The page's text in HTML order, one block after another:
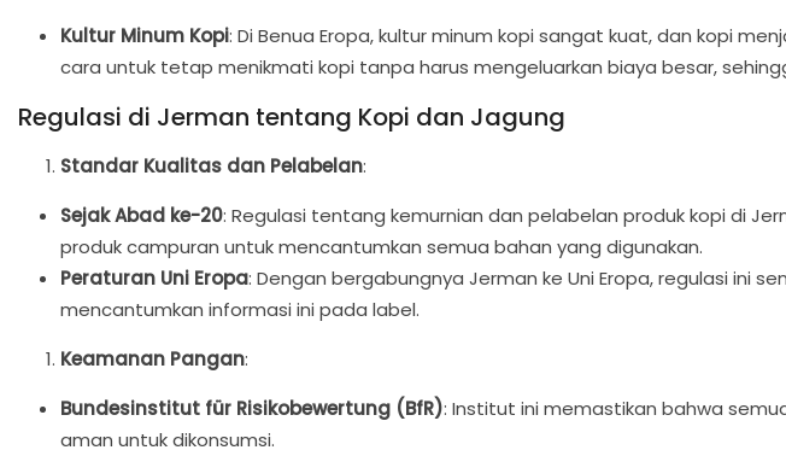
Kultur Minum Kopi: Di Benua Eropa, kultur minum kopi sangat kuat, dan kopi
cara untuk tetap menikmati kopi tanpa harus mengeluarkan biaya besar,
Regulasi di Jerman tentang Kopi dan Jagung
Standar Kualitas dan Pelabelan:
Sejak Abad ke-20: Regulasi tentang kemurnian dan pelabelan produk kopi di
produk campuran untuk mencantumkan semua bahan yang digunakan.
Peraturan Uni Eropa: Dengan bergabungnya Jerman ke Uni Eropa, regulasi ini
mencantumkan informasi ini pada label.
Keamanan Pangan:
Bundesinstitut für Risikobewertung (BfR): Institut ini memastikan bahwa
aman untuk dikonsumsi.